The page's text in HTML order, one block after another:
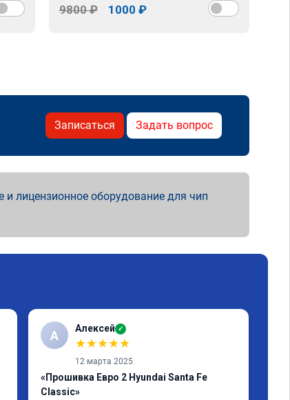
9800 ₽ 1000 ₽
Записаться Задать вопрос
лицензионное оборудование для чип
А Алексей ✓
★★★★★
12 марта 2025
«Прошивка Евро 2 Hyundai Santa Fe
Classic»